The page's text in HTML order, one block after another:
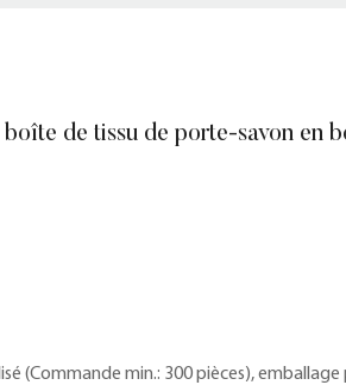
boîte de tissu de porte-savon en
(Commande min.: 300 pièces),